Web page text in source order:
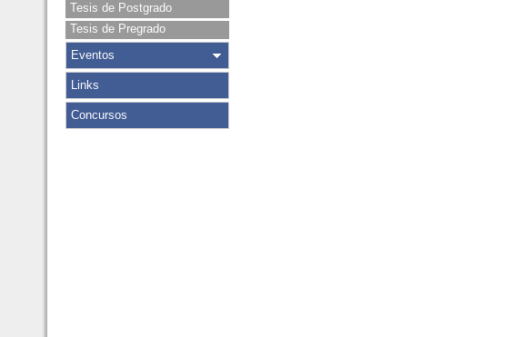
Tesis de Postgrado
Tesis de Pregrado
Eventos
Links
Concursos